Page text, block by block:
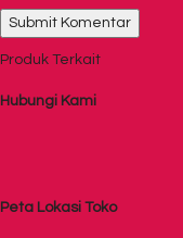
Produk Terkait
Hubungi Kami
Peta Lokasi Toko